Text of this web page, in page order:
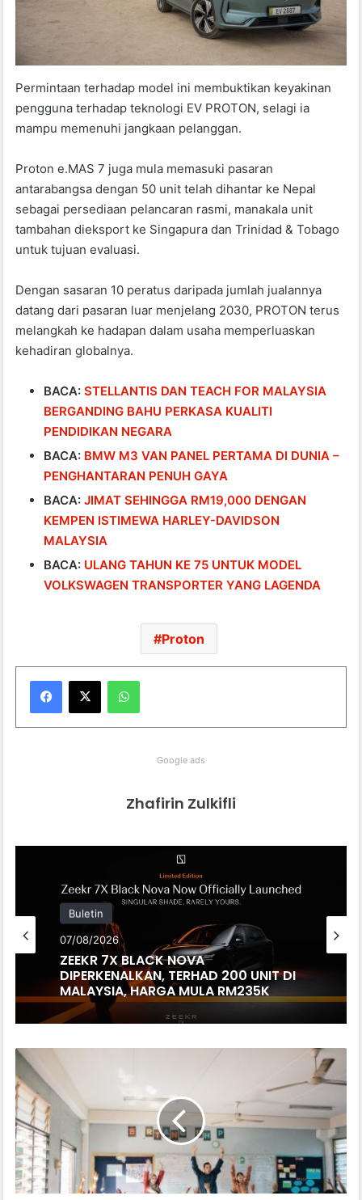
Permintaan terhadap model ini membuktikan keyakinan
pengguna terhadap teknologi EV PROTON, selagi ia
mampu memenuhi jangkaan pelanggan.
Proton e.MAS 7 juga mula memasuki pasaran
antarabangsa dengan 50 unit telah dihantar ke Nepal
sebagai persediaan pelancaran rasmi, manakala unit
tambahan dieksport ke Singapura dan Trinidad & Tobago
untuk tujuan evaluasi.
Dengan sasaran 10 peratus daripada jumlah jualannya
datang dari pasaran luar menjelang 2030, PROTON terus
melangkah ke hadapan dalam usaha memperluaskan
kehadiran globalnya.
BACA:STELLANTIS DAN TEACH FOR MALAYSIA
BERGANDING BAHU PERKASA KUALITI
PENDIDIKAN NEGARA
BACA: BMW M3 VAN PANEL PERTAMA DI DUNIA –
PENGHANTARAN PENUH GAYA
BACA:JIMAT SEHINGGA RM19,000 DENGAN
KEMPEN ISTIMEWA HARLEY-DAVIDSON
MALAYSIA
BACA: ULANG TAHUN KE 75 UNTUK MODEL
VOLKSWAGEN TRANSPORTER YANG LAGENDA
Proton
WhatsApp
Google ads
Zhafirin Zulkifli
Buletin
07/08/2026
ZEEKR 7X BLACK NOVA
DIPERKENALKAN, TERHAD 200 UNIT DI
MALAYSIA, HARGA MULA RM235K
STELLANTIS
DAN
TEACH
FOR
MALAYSIA
BERGANDING
BAHU
PERKASA
KUALITI